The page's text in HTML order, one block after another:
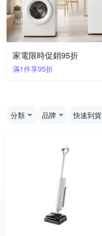
家電限時促銷95折
滿1件享95折
分類 品牌 快速到貨